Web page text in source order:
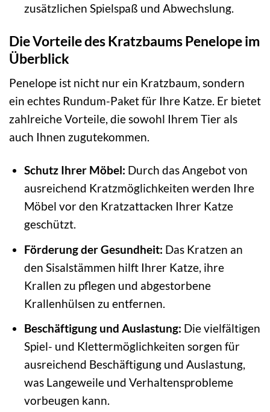
zusätzlichen Spielspaß und Abwechslung.
Die Vorteile des Kratzbaums Penelope im
Überblick
Penelope ist nicht nur ein Kratzbaum, sondern
ein echtes Rundum-Paket für Ihre Katze. Er bietet
zahlreiche Vorteile, die sowohl Ihrem Tier als
auch Ihnen zugutekommen.
Schutz Ihrer Möbel: Durch das Angebot von
ausreichend Kratzmöglichkeiten werden Ihre
Möbel vor den Kratzattacken Ihrer Katze
geschützt.
Förderung der Gesundheit: Das Kratzen an
den Sisalstämmen hilft Ihrer Katze, ihre
Krallen zu pflegen und abgestorbene
Krallenhülsen zu entfernen.
Beschäftigung und Auslastung: Die vielfältigen
Spiel- und Klettermöglichkeiten sorgen für
ausreichend Beschäftigung und Auslastung,
was Langeweile und Verhaltensprobleme
vorbeugen kann.